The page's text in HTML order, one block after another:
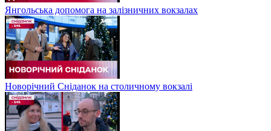
Янгольська допомога на залізничних вокзалах
Новорічний Сніданок на столичному вокзалі